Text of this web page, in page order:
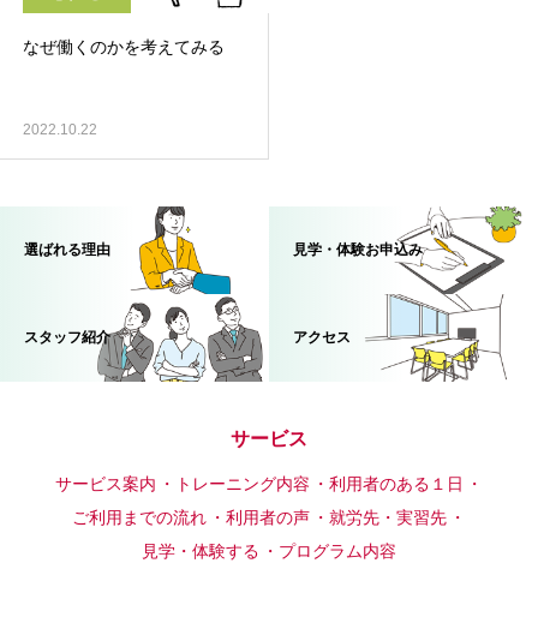
なぜ働くのかを考えてみる
2022.10.22
選ばれる理由 見学・体験お申込み
スタッフ紹介 アクセス
サービス
サービス案内 トレーニング内容
利用者のある１日
ご利用までの流れ
利用者の声
就労先・実習先
見学・体験する
プログラム内容